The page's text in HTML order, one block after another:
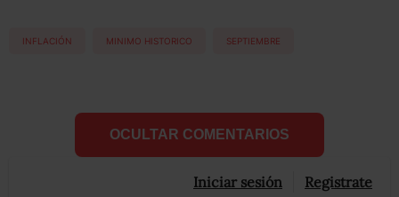
INFLACIÓN MINIMO HISTORICO SEPTIEMBRE
OCULTAR COMENTARIOS
Iniciar sesión Registrate